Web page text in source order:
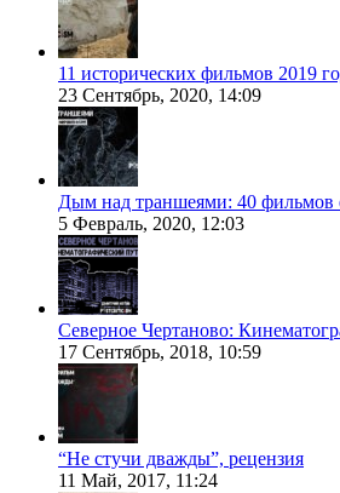
11 исторических фильмов 2019
23 Сентябрь, 2020, 14:09
Дым над траншеями: 40
5 Февраль, 2020, 12:03
Северное Чертаново:
17 Сентябрь, 2018, 10:59
“Не стучи дважды”, рецензия
11 Май, 2017, 11:24